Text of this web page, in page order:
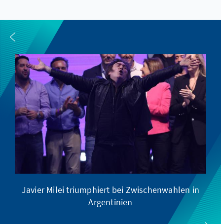
Javier Milei triumphiert bei Zwischenwahlen in
Argentinien